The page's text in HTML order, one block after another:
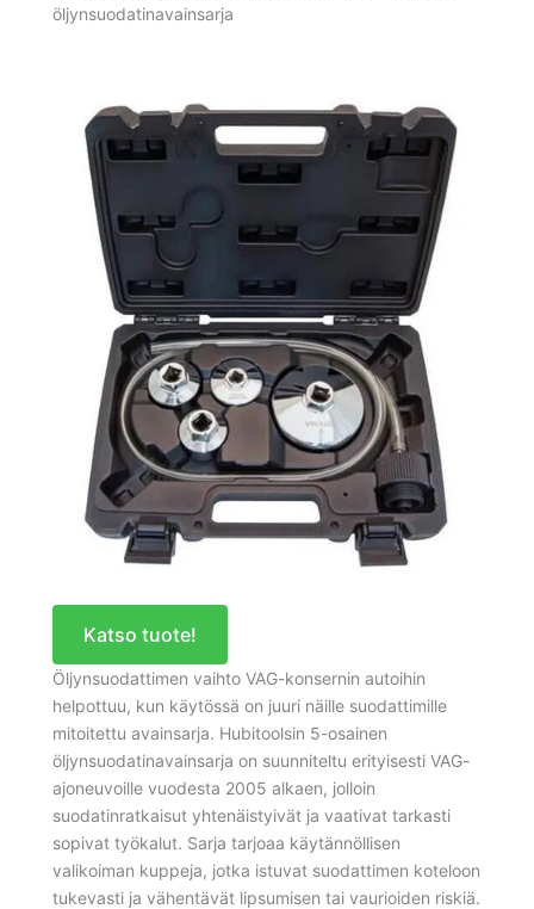
öljynsuodatinavainsarja
Katso tuote!
Öljynsuodattimen vaihto VAG-konsernin autoihin
helpottuu, kun käytössä on juuri näille suodattimille
mitoitettu avainsarja. Hubitoolsin 5-osainen
öljynsuodatinavainsarja on suunniteltu erityisesti VAG-
ajoneuvoille vuodesta 2005 alkaen, jolloin
suodatinratkaisut yhtenäistyivät ja vaativat tarkasti
sopivat työkalut. Sarja tarjoaa käytännöllisen
valikoiman kuppeja, jotka istuvat suodattimen koteloon
tukevasti ja vähentävät lipsumisen tai vaurioiden riskiä.